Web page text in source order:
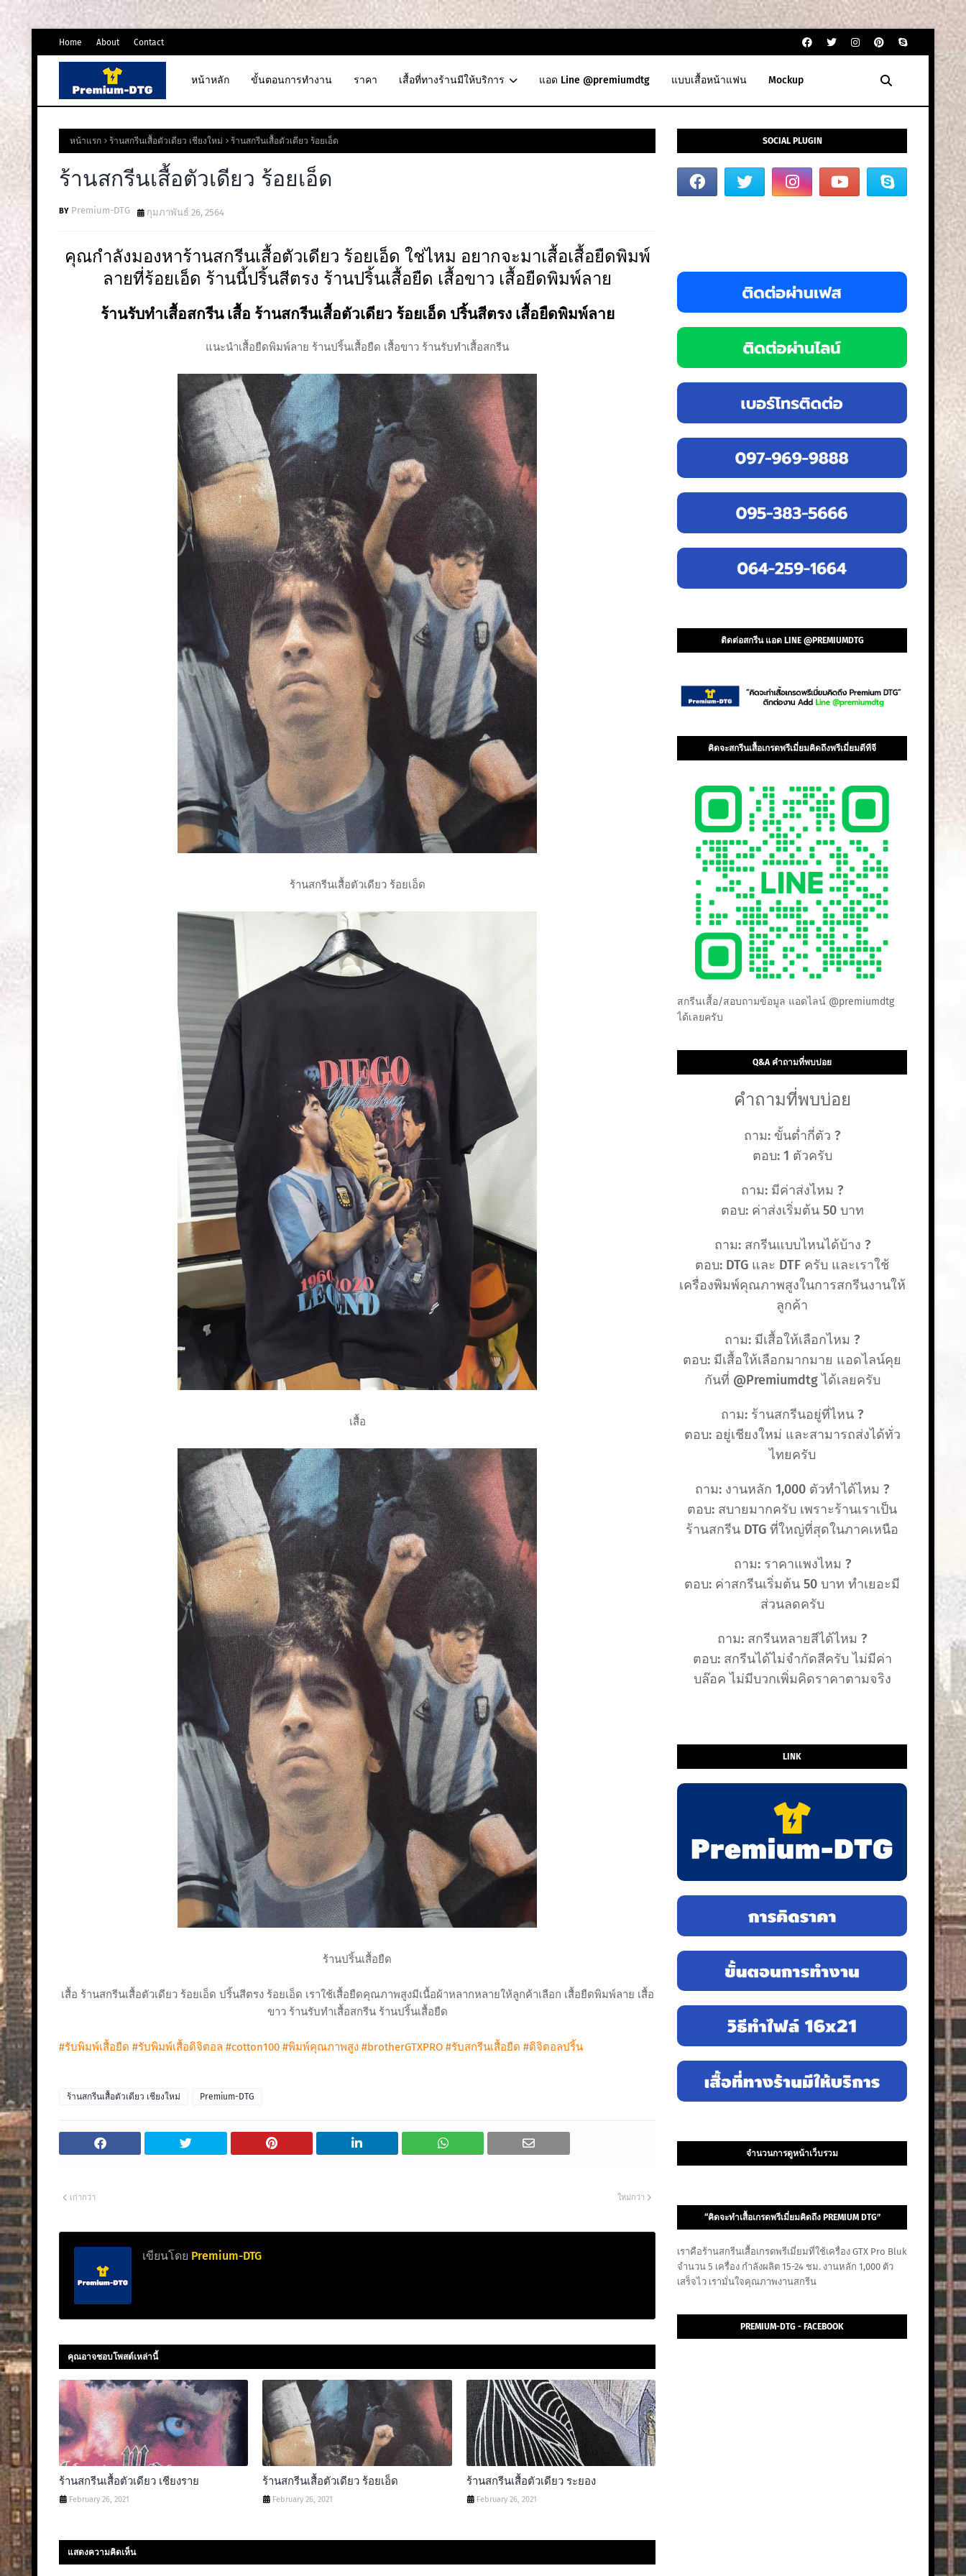
Home About Contact
หน้าหลัก ขั้นตอนการทำงาน ราคา เสื้อที่ทางร้านมีให้บริการ แอด Line @premiumdtg แบบเสื้อหน้าแฟน Mockup
หน้าแรก ร้านสกรีนเสื้อตัวเดียว เชียงใหม่ ร้านสกรีนเสื้อตัวเดียว ร้อยเอ็ด
ร้านสกรีนเสื้อตัวเดียว ร้อยเอ็ด
Premium-DTG กุมภาพันธ์ 26, 2564
คุณกำลังมองหาร้านสกรีนเสื้อตัวเดียว ร้อยเอ็ด ใช่ไหม อยากจะมาเสื้อเสื้อยืดพิมพ์
ลายที่ร้อยเอ็ด ร้านนี้ปริ้นสีตรง ร้านปริ้นเสื้อยืด เสื้อขาว เสื้อยืดพิมพ์ลาย
ร้านรับทำเสื้อสกรีน เสื้อ ร้านสกรีนเสื้อตัวเดียว ร้อยเอ็ด ปริ้นสีตรง เสื้อยืดพิมพ์ลาย
แนะนำเสื้อยืดพิมพ์ลาย ร้านปริ้นเสื้อยืด เสื้อขาว ร้านรับทำเสื้อสกรีน
ร้านสกรีนเสื้อตัวเดียว ร้อยเอ็ด
เสื้อ
ร้านปริ้นเสื้อยืด
เสื้อ ร้านสกรีนเสื้อตัวเดียว ร้อยเอ็ด ปริ้นสีตรง ร้อยเอ็ด เราใช้เสื้อยืดคุณภาพสูงมีเนื้อผ้าหลากหลายให้ลูกค้าเลือก เสื้อยืดพิมพ์ลาย เสื้อ
ขาว ร้านรับทำเสื้อสกรีน ร้านปริ้นเสื้อยืด
#รับพิมพ์เสื้อยืด #รับพิมพ์เสื้อดิจิตอล #cotton100 #พิมพ์คุณภาพสูง #brotherGTXPRO #รับสกรีนเสื้อยืด #ดิจิตอลปริ้น
ร้านสกรีนเสื้อตัวเดียว เชียงใหม่ Premium-DTG
ใหม่กว่า
เก่ากว่า
เขียนโดย Premium-DTG
คุณอาจชอบโพสต์เหล่านี้
ร้านสกรีนเสื้อตัวเดียว เชียงราย
February 26, 2021
ร้านสกรีนเสื้อตัวเดียว ร้อยเอ็ด
February 26, 2021
ร้านสกรีนเสื้อตัวเดียว ระยอง
February 26, 2021
แสดงความคิดเห็น
SOCIAL PLUGIN
ติดต่อสกรีน แอด LINE @PREMIUMDTG
คิดจะสกรีนเสื้อเกรดพรีเมี่ยมคิดถึงพรีเมี่ยมดีทีจี
สกรีนเสื้อ/สอบถามข้อมูล แอดไลน์ @premiumdtg
ได้เลยครับ
Q&A คำถามที่พบบ่อย
คำถามที่พบบ่อย
ถาม: ขั้นต่ำกี่ตัว ?
ตอบ: 1 ตัวครับ
ถาม: มีค่าส่งไหม ?
ตอบ: ค่าส่งเริ่มต้น 50 บาท
ถาม: สกรีนแบบไหนได้บ้าง ?
ตอบ: DTG และ DTF ครับ และเราใช้
เครื่องพิมพ์คุณภาพสูงในการสกรีนงานให้
ลูกค้า
ถาม: มีเสื้อให้เลือกไหม ?
ตอบ: มีเสื้อให้เลือกมากมาย แอดไลน์คุย
กันที่ @Premiumdtg ได้เลยครับ
ถาม: ร้านสกรีนอยู่ที่ไหน ?
ตอบ: อยู่เชียงใหม่ และสามารถส่งได้ทั่ว
ไทยครับ
ถาม: งานหลัก 1,000 ตัวทำได้ไหม ?
ตอบ: สบายมากครับ เพราะร้านเราเป็น
ร้านสกรีน DTG ที่ใหญ่ที่สุดในภาคเหนือ
ถาม: ราคาแพงไหม ?
ตอบ: ค่าสกรีนเริ่มต้น 50 บาท ทำเยอะมี
ส่วนลดครับ
ถาม: สกรีนหลายสีได้ไหม ?
ตอบ: สกรีนได้ไม่จำกัดสีครับ ไม่มีค่า
บล๊อค ไม่มีบวกเพิ่มคิดราคาตามจริง
LINK
จำนวนการดูหน้าเว็บรวม
“คิดจะทำเสื้อเกรดพรีเมี่ยมคิดถึง PREMIUM DTG”
เราคือร้านสกรีนเสื้อเกรดพรีเมี่ยมที่ใช้เครื่อง GTX Pro Bluk
จำนวน 5 เครื่อง กำลังผลิต 15-24 ชม. งานหลัก 1,000 ตัว
เสร็จไว เรามั่นใจคุณภาพงานสกรีน
PREMIUM-DTG - FACEBOOK